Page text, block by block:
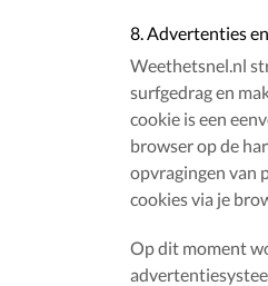
8. Advertenties
Weethetsnel.nl
surfgedrag en
cookie is een
browser op de
opvragingen van
cookies via je
Op dit moment